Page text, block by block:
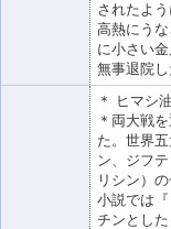
されたよ
高熱にう
に小さい
無事退院し
＊ ヒマシ
＊両大戦
た。世界
ン、ジフ
リシン）の
小説では
チンとし